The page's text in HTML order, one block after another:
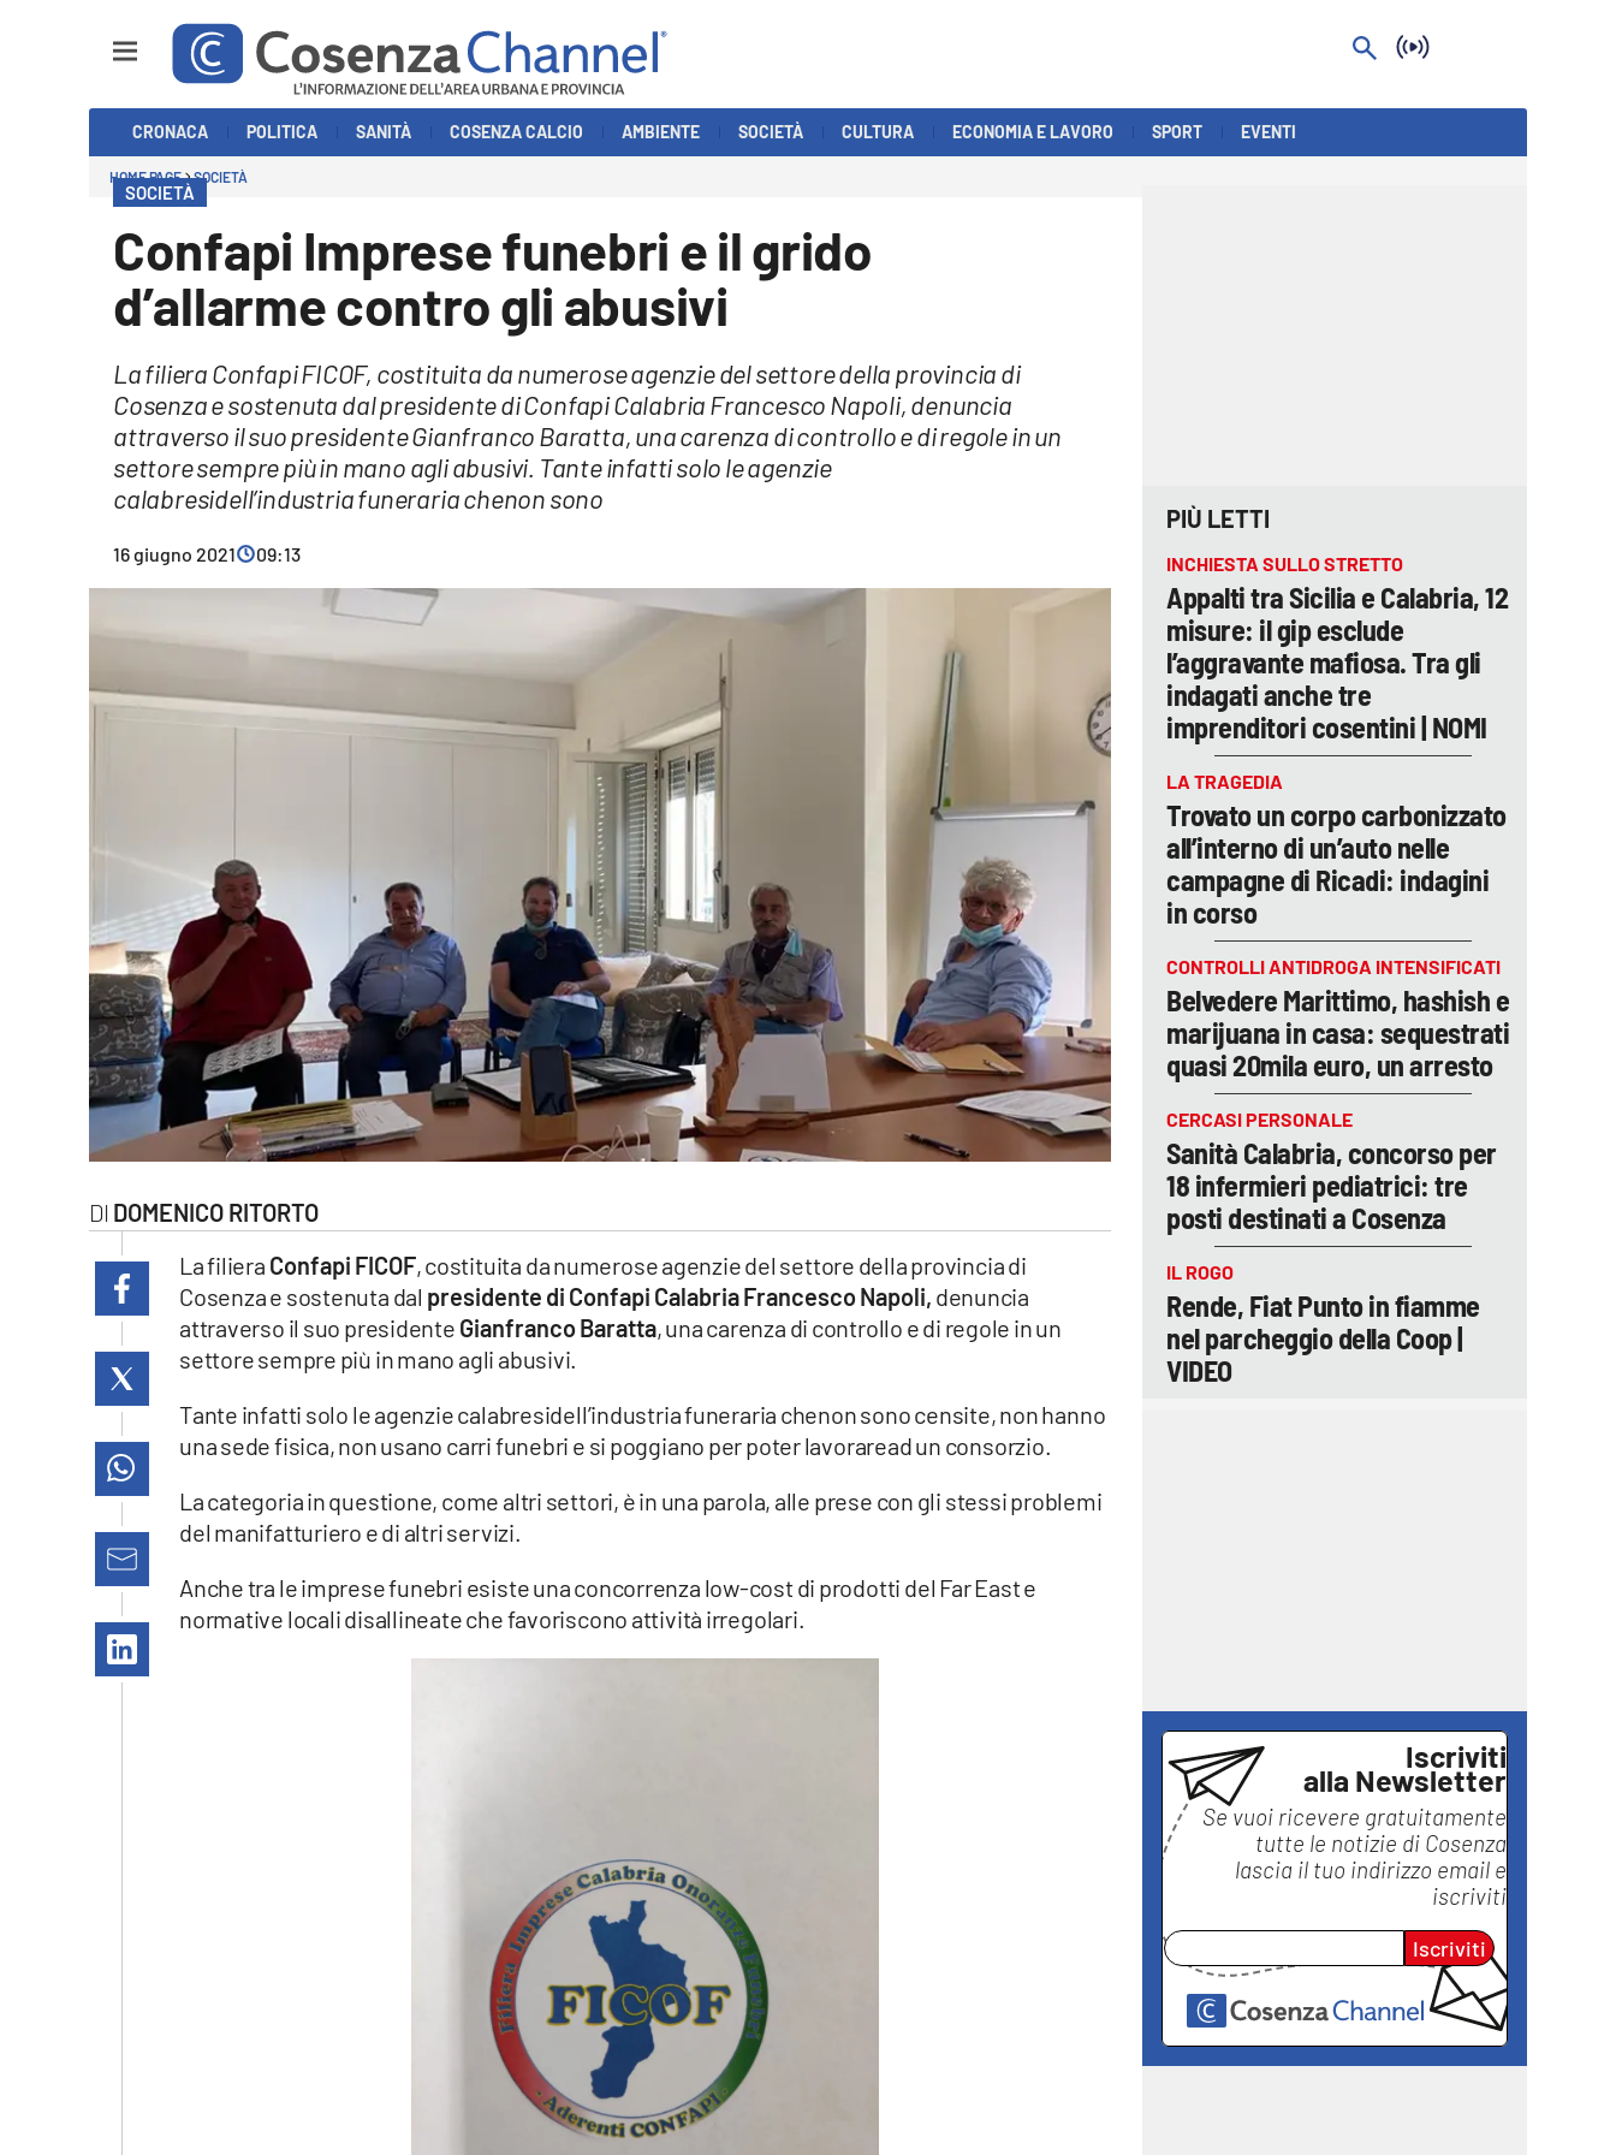
Economia e Lavoro
Streaming
lacitymag.it
cosenzachannel.it
catanzarochannel.it
lacapitalenews.it
CRONACA POLITICA SANITÀ COSENZA CALCIO AMBIENTE SOCIETÀ CULTURA ECONOMIA E LAVORO SPORT EVENTI
HOME PAGE SOCIETÀ
SOCIETÀ
Confapi Imprese funebri e il grido
d’allarme contro gli abusivi
La filiera Confapi FICOF, costituita da numerose agenzie del settore della provincia di
Cosenza e sostenuta dal presidente di Confapi Calabria Francesco Napoli, denuncia
attraverso il suo presidente Gianfranco Baratta, una carenza di controllo e di regole in un
settore sempre più in mano agli abusivi. Tante infatti solo le agenzie
calabresidell’industria funeraria chenon sono
16 giugno 2021 09:13
DOMENICO RITORTO
La filiera Confapi FICOF, costituita da numerose agenzie del settore della provincia di
Cosenza e sostenuta dal presidente di Confapi Calabria Francesco Napoli, denuncia
attraverso il suo presidente Gianfranco Baratta, una carenza di controllo e di regole in un
settore sempre più in mano agli abusivi.
Tante infatti solo le agenzie calabresidell’industria funeraria chenon sono censite, non hanno
una sede fisica, non usano carri funebri e si poggiano per poter lavoraread un consorzio.
La categoria in questione, come altri settori, è in una parola, alle prese con gli stessi problemi
del manifatturiero e di altri servizi.
Anche tra le imprese funebri esiste una concorrenza low-cost di prodotti del Far East e
normative locali disallineate che favoriscono attività irregolari.
PIÙ LETTI
INCHIESTA SULLO STRETTO
Appalti tra Sicilia e Calabria, 12
misure: il gip esclude
l’aggravante mafiosa. Tra gli
indagati anche tre
imprenditori cosentini | NOMI
LA TRAGEDIA
Trovato un corpo carbonizzato
all’interno di un’auto nelle
campagne di Ricadi: indagini
in corso
CONTROLLI ANTIDROGA INTENSIFICATI
Belvedere Marittimo, hashish e
marijuana in casa: sequestrati
quasi 20mila euro, un arresto
CERCASI PERSONALE
Sanità Calabria, concorso per
18 infermieri pediatrici: tre
posti destinati a Cosenza
IL ROGO
Rende, Fiat Punto in fiamme
nel parcheggio della Coop |
VIDEO
Iscriviti
alla Newsletter
Se vuoi ricevere gratuitamente
tutte le notizie di Cosenza
lascia il tuo indirizzo email e
iscriviti
Iscriviti